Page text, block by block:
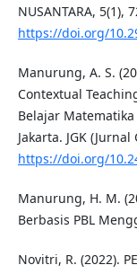
NUSANTARA, 5(1),
https://doi.org/
Manurung, A. S.
Contextual
Belajar Matematika
Jakarta. JGK
https://doi.org/
Manurung, H. M.
Berbasis PBL
Novitri, R. (2022).